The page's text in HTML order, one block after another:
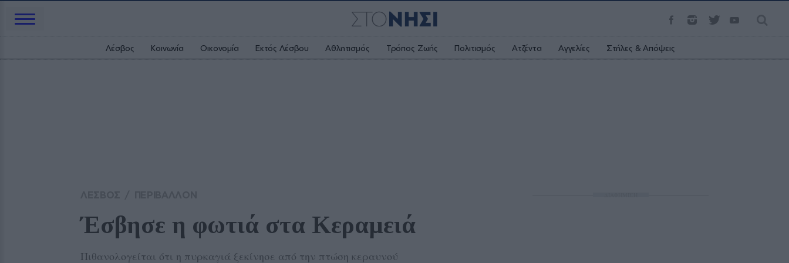
Λέσβος Κοινωνία Οικονομία Εκτός Λέσβου Αθλητισμός Τρόπος Ζωής Πολιτισμός Ατζέντα Αγγελίες Στήλες & Απόψεις
Έσβησε η φωτιά στα Κεραμειά
Πιθανολογείται ότι η πυρκαγιά ξεκίνησε από την πτώση κεραυνού